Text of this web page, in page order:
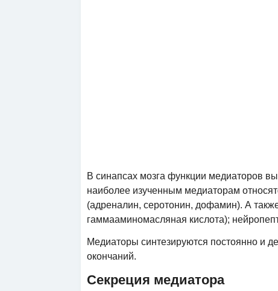
В синапсах мозга функции медиаторов
наиболее изученным медиаторам
(адреналин, серотонин, дофамин). А
гаммааминомасляная кислота);
Медиаторы синтезируются постоянно и
окончаний.
Секреция медиатора